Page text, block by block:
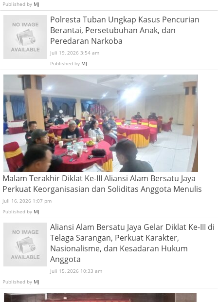
Published by MJ
Polresta Tuban Ungkap Kasus Pencurian
Berantai, Persetubuhan Anak, dan
Peredaran Narkoba
Juli 19, 2026 3:54 am
Published by MJ
Malam Terakhir Diklat Ke-III Aliansi Alam Bersatu Jaya
Perkuat Keorganisasian dan Soliditas Anggota Menulis
Juli 16, 2026 1:07 pm
Published by MJ
Aliansi Alam Bersatu Jaya Gelar Diklat Ke-III di
Telaga Sarangan, Perkuat Karakter,
Nasionalisme, dan Kesadaran Hukum
Anggota
Juli 15, 2026 10:33 am
Published by MJ